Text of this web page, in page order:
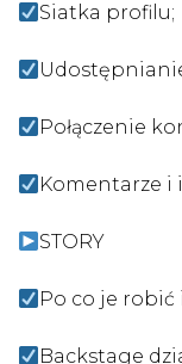
Siatka profilu;
Połączenie
Komentarze i
STORY
Po co je
Backstage